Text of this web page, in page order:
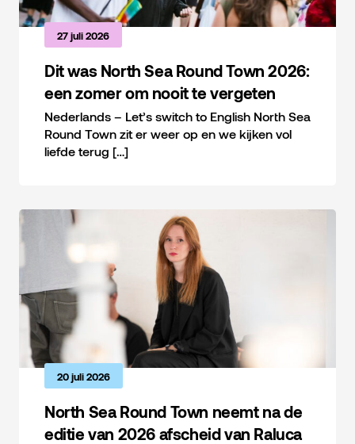
27 juli 2026
Dit was North Sea Round Town 2026:
een zomer om nooit te vergeten
Nederlands – Let’s switch to English North Sea
Round Town zit er weer op en we kijken vol
liefde terug […]
20 juli 2026
North Sea Round Town neemt na de
editie van 2026 afscheid van Raluca